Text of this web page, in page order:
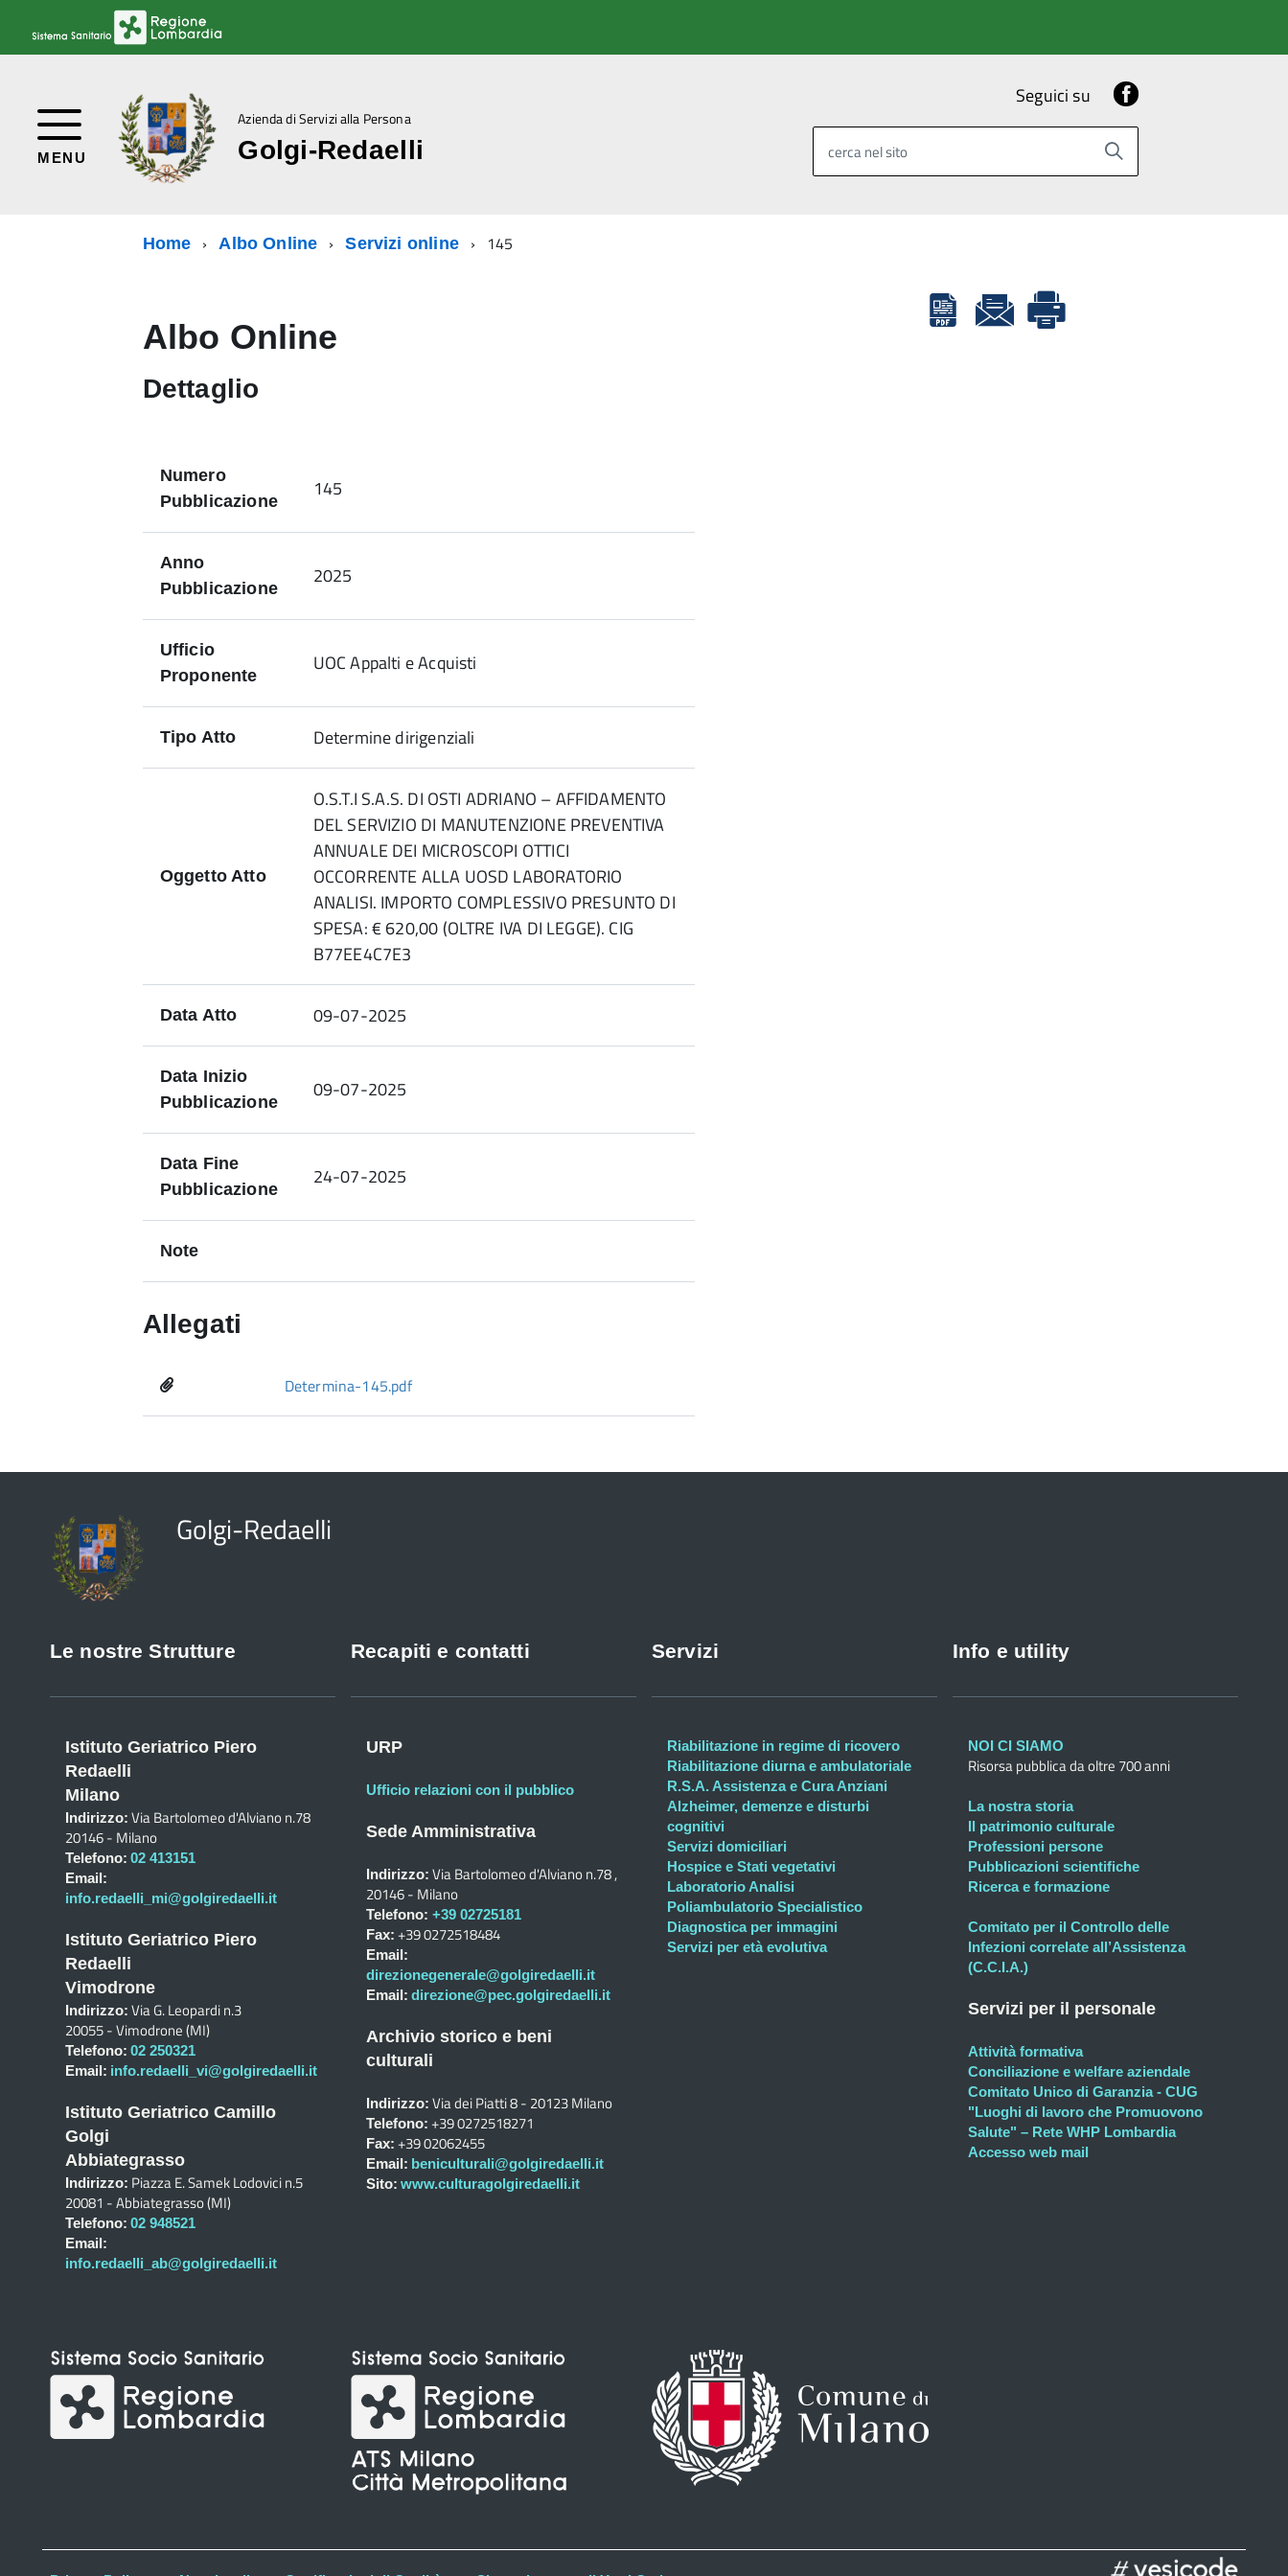
MENU
Azienda di Servizi alla Persona
Golgi-Redaelli
Seguici su
cerca nel sito
Home Albo Online Servizi online 145
Albo Online
Dettaglio
Numero
Pubblicazione
145
Anno
Pubblicazione
2025
Ufficio
Proponente
UOC Appalti e Acquisti
Tipo Atto Determine dirigenziali
Oggetto Atto
O.S.T.I S.A.S. DI OSTI ADRIANO – AFFIDAMENTO
DEL SERVIZIO DI MANUTENZIONE PREVENTIVA
ANNUALE DEI MICROSCOPI OTTICI
OCCORRENTE ALLA UOSD LABORATORIO
ANALISI. IMPORTO COMPLESSIVO PRESUNTO DI
SPESA: € 620,00 (OLTRE IVA DI LEGGE). CIG
B77EE4C7E3
Data Atto 09-07-2025
Data Inizio
Pubblicazione
09-07-2025
Data Fine
Pubblicazione
24-07-2025
Note
Allegati
Determina-145.pdf
Golgi-Redaelli
Le nostre Strutture
Istituto Geriatrico Piero
Redaelli
Milano
Indirizzo: Via Bartolomeo d'Alviano n.78
20146 - Milano
Telefono: 02 413151
Email:
info.redaelli_mi@golgiredaelli.it
Istituto Geriatrico Piero
Redaelli
Vimodrone
Indirizzo: Via G. Leopardi n.3
20055 - Vimodrone (MI)
Telefono: 02 250321
Email: info.redaelli_vi@golgiredaelli.it
Istituto Geriatrico Camillo
Golgi
Abbiategrasso
Indirizzo: Piazza E. Samek Lodovici n.5
20081 - Abbiategrasso (MI)
Telefono: 02 948521
Email:
info.redaelli_ab@golgiredaelli.it
Recapiti e contatti
URP
Ufficio relazioni con il pubblico
Sede Amministrativa
Indirizzo: Via Bartolomeo d'Alviano n.78 ,
20146 - Milano
Telefono: +39 02725181
Fax: +39 0272518484
Email:
direzionegenerale@golgiredaelli.it
Email: direzione@pec.golgiredaelli.it
Archivio storico e beni
culturali
Indirizzo: Via dei Piatti 8 - 20123 Milano
Telefono: +39 0272518271
Fax: +39 02062455
Email: beniculturali@golgiredaelli.it
Sito: www.culturagolgiredaelli.it
Servizi
Riabilitazione in regime di ricovero
Riabilitazione diurna e ambulatoriale
R.S.A. Assistenza e Cura Anziani
Alzheimer, demenze e disturbi
cognitivi
Servizi domiciliari
Hospice e Stati vegetativi
Laboratorio Analisi
Poliambulatorio Specialistico
Diagnostica per immagini
Servizi per età evolutiva
Info e utility
NOI CI SIAMO
Risorsa pubblica da oltre 700 anni
La nostra storia
Il patrimonio culturale
Professioni persone
Pubblicazioni scientifiche
Ricerca e formazione
Comitato per il Controllo delle
Infezioni correlate all’Assistenza
(C.C.I.A.)
Servizi per il personale
Attività formativa
Conciliazione e welfare aziendale
Comitato Unico di Garanzia - CUG
"Luoghi di lavoro che Promuovono
Salute" – Rete WHP Lombardia
Accesso web mail